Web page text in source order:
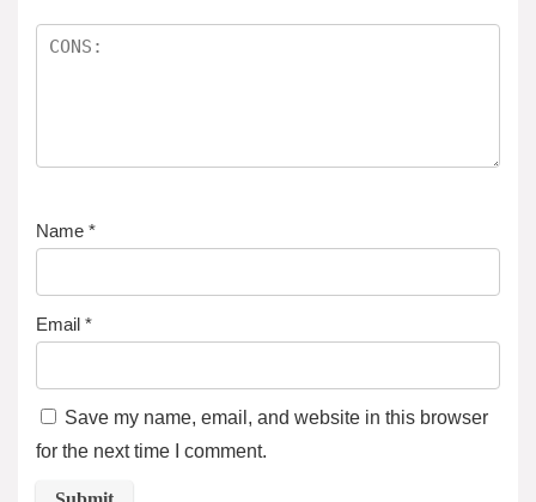
Name *
Email *
Save my name, email, and website in this browser
for the next time I comment.